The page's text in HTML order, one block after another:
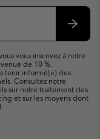
vous inscrivez à notre
de 10 %.
tenir informé(e) des
Consultez notre
sur notre traitement des
et sur les moyens dont